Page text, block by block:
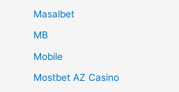
Masalbet
MB
Mobile
Mostbet AZ Casino